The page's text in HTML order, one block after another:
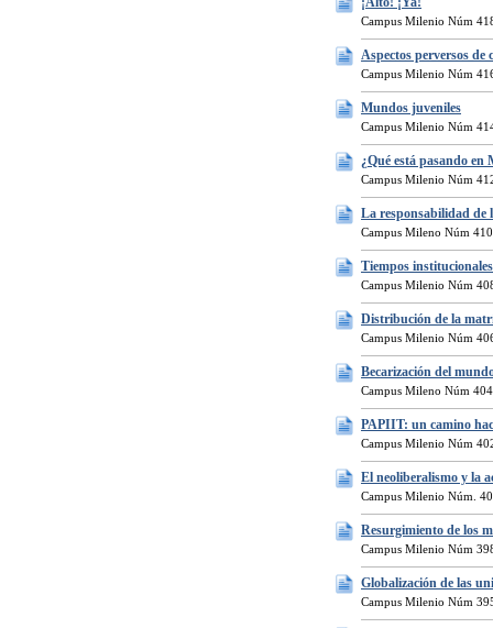
Campus Milenio Núm
Aspectos perversos
Campus Milenio Núm
Mundos juveniles
Campus Milenio Núm
¿Qué está pasando en
Campus Milenio Núm
La responsabilidad de
Campus Mileno Núm
Tiempos
Campus Milenio Núm
Distribución de la
Campus Milenio Núm
Becarización del
Campus Mileno Núm
PAPIIT: un camino
Campus Milenio Núm
El neoliberalismo y la
Campus Milenio Núm.
Resurgimiento de los
Campus Milenio Núm
Globalización de las
Campus Milenio Núm